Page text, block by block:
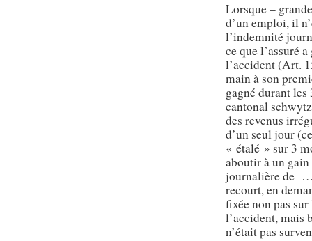
Lorsque –
d’un emploi, il
l’indemnité
ce que l’assuré
l’accident (Art.
main à son
gagné durant
cantonal
des revenus
d’un seul jour
« étalé » sur 3
aboutir à un
journalière de …
recourt, en
fixée non pas
l’accident, mais
n’était pas